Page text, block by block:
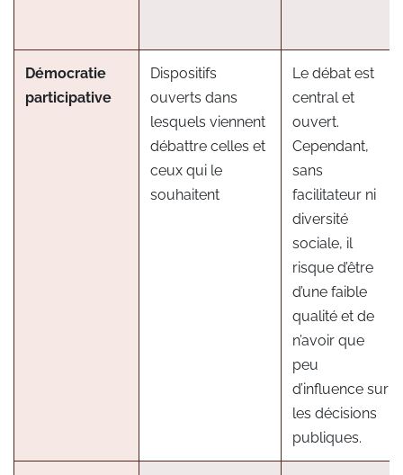
Démocratie
participative
Dispositifs
ouverts dans
lesquels viennent
débattre celles et
ceux qui le
souhaitent
Le débat est
central et
ouvert.
Cependant,
sans
facilitateur ni
diversité
sociale, il
risque d’être
d’une faible
qualité et de
n’avoir que
peu
d’influence sur
les décisions
publiques.